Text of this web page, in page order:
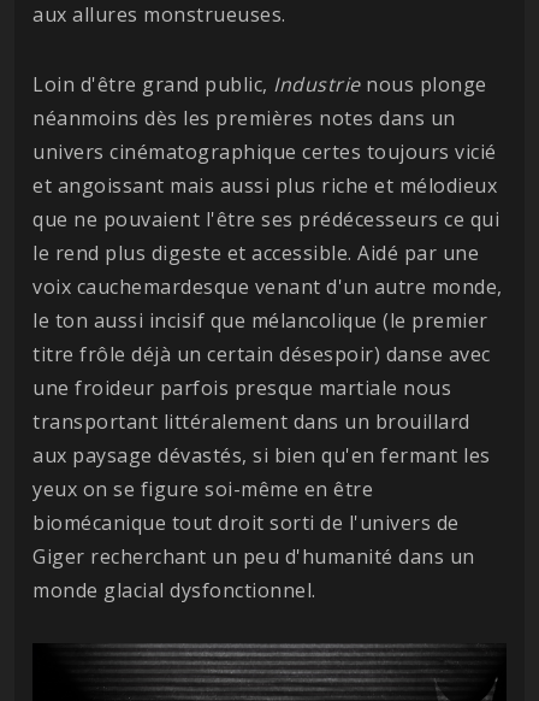
aux allures monstrueuses.
Loin d'être grand public, Industrienous plonge
néanmoins dès les premières notes dans un
univers cinématographique certes toujours vicié
et angoissant mais aussi plus riche et mélodieux
que ne pouvaient l'être ses prédécesseurs ce qui
le rend plus digeste et accessible. Aidé par une
voix cauchemardesque venant d'un autre monde,
le ton aussi incisif que mélancolique (le premier
titre frôle déjà un certain désespoir) danse avec
une froideur parfois presque martiale nous
transportant littéralement dans un brouillard
aux paysage dévastés, si bien qu'en fermant les
yeux on se figure soi-même en être
biomécanique tout droit sorti de l'univers de
Giger recherchant un peu d'humanité dans un
monde glacial dysfonctionnel.